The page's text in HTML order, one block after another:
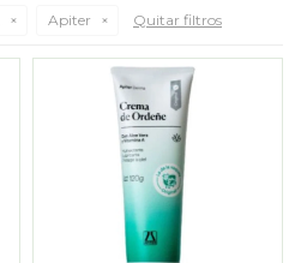
Apiter Quitar filtros